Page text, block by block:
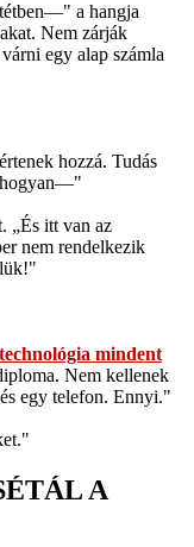
a hangja
Nem zárják
egy alap számla
hozzá. Tudás
hogyan—"
„És itt van az
nem rendelkezik
mindent
Nem kellenek
egy telefon. Ennyi."
A